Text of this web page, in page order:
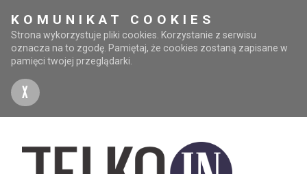
KOMUNIKAT COOKIES
Strona wykorzystuje pliki cookies. Korzystanie z serwisu
oznacza na to zgodę. Pamiętaj, że cookies zostaną zapisane w
pamięci twojej przeglądarki.
X